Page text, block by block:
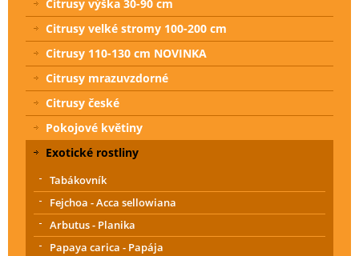
Citrusy výška 30-90 cm
Citrusy velké stromy 100-200 cm
Citrusy 110-130 cm NOVINKA
Citrusy mrazuvzdorné
Citrusy české
Pokojové květiny
Exotické rostliny
Tabákovník
Fejchoa - Acca sellowiana
Arbutus - Planika
Papaya carica - Papája